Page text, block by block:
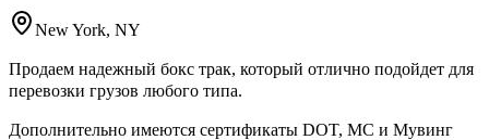
New York, NY
Продаем надежный бокс трак, который отлично подойдет для
перевозки грузов любого типа.
Дополнительно имеются сертификаты DOT, MC и Мувинг